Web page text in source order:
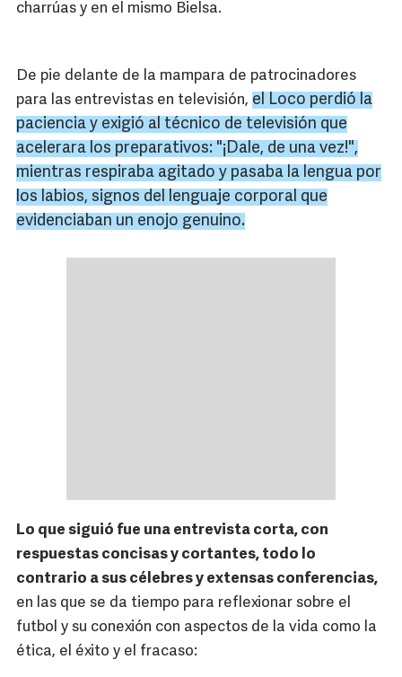
charrúas y en el mismo Bielsa.
De pie delante de la mampara de patrocinadores
para las entrevistas en televisión, el Loco perdió la
paciencia y exigió al técnico de televisión que
acelerara los preparativos: "¡Dale, de una vez!",
mientras respiraba agitado y pasaba la lengua por
los labios, signos del lenguaje corporal que
evidenciaban un enojo genuino.
Lo que siguió fue una entrevista corta, con
respuestas concisas y cortantes, todo lo
contrario a sus célebres y extensas conferencias,
en las que se da tiempo para reflexionar sobre el
futbol y su conexión con aspectos de la vida como la
ética, el éxito y el fracaso: